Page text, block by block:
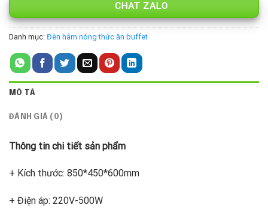
CHAT ZALO
Danh mục: Đèn hâm nóng thức ăn buffet
MÔ TẢ
ĐÁNH GIÁ (0)
Thông tin chi tiết sản phẩm
+ Kích thước: 850*450*600mm
+ Điện áp: 220V-500W